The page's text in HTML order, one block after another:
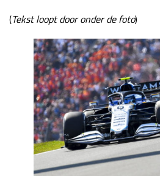
(Tekst loopt door onder de foto)